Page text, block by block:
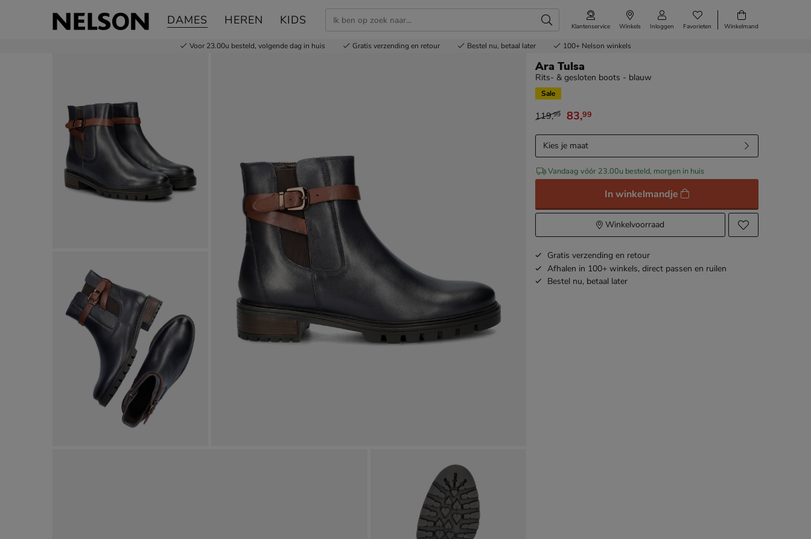
DAMES HEREN KIDS Klantenservice Winkels Inloggen Favorieten Winkelmand
Voor 23.00u besteld, volgende dag in huis Gratis verzending en retour Bestel nu, betaal later 100+ Nelson winkels
Ara Tulsa
Rits- & gesloten boots
Ara Tulsa
Rits- & gesloten boots - blauw
Sale
van € 119,99 voor € 83,99
119,99 83,99
Kies je maat
Vandaag vóór 23.00u besteld, morgen in huis
In winkelmandje
Winkelvoorraad
Gratis verzending en retour
Afhalen in 100+ winkels, direct passen en ruilen
Bestel nu, betaal later